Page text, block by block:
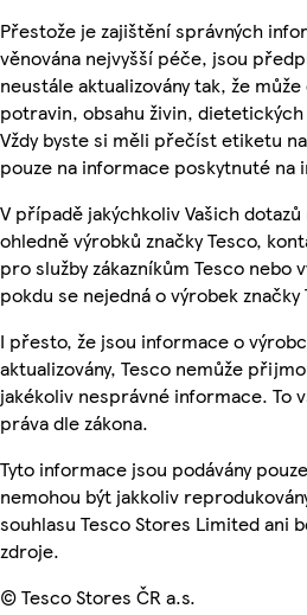
Přestože je zajištění správných
věnována nejvyšší péče, jsou
neustále aktualizovány tak, že
potravin, obsahu živin,
Vždy byste si měli přečíst etiketu
pouze na informace poskytnuté
V případě jakýchkoliv Vašich
ohledně výrobků značky Tesco,
pro služby zákazníkům Tesco nebo
pokdu se nejedná o výrobek značky
I přesto, že jsou informace o
aktualizovány, Tesco nemůže
jakékoliv nesprávné informace. To
práva dle zákona.
Tyto informace jsou podávány
nemohou být jakkoliv
souhlasu Tesco Stores Limited ani
zdroje.
© Tesco Stores ČR a.s.